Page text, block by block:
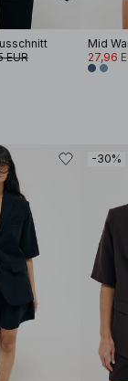
EUR
Mid
27,96
-30%